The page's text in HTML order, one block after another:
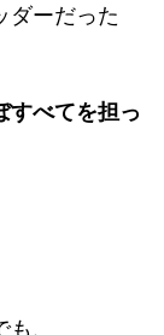
ダーだった
すべてを担っ
、